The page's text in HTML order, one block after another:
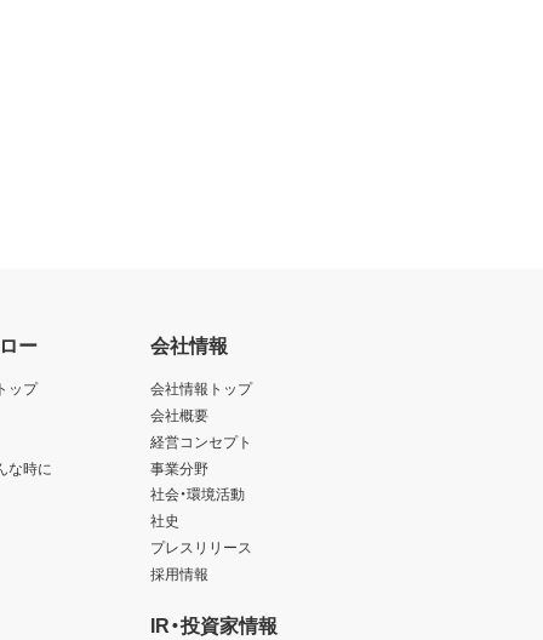
ー
ップ
な時に
会社情報
会社情報トップ
会社概要
経営コンセプト
事業分野
社会・環境活動
社史
プレスリリース
採用情報
IR・投資家情報